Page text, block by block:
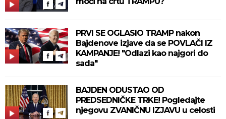
PRVI SE OGLASIO TRAMP nakon
Bajdenove izjave da se POVLAČI IZ
KAMPANJE! "Odlazi kao najgori do
sada"
BAJDEN ODUSTAO OD
PREDSEDNIČKE TRKE! Pogledajte
njegovu ZVANIČNU IZJAVU u celosti